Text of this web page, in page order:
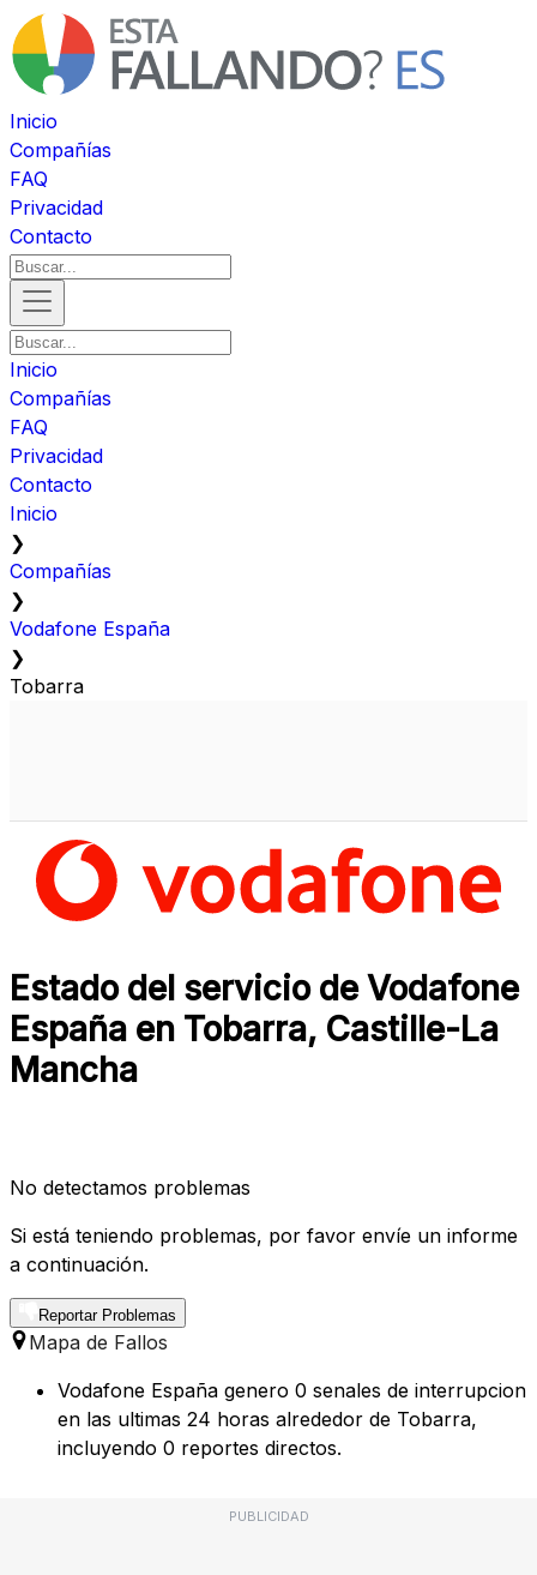
Inicio
Compañías
FAQ
Privacidad
Contacto
Inicio
Compañías
FAQ
Privacidad
Contacto
Inicio
❯
Compañías
❯
Vodafone España
❯
Tobarra
Estado del servicio de Vodafone
España en Tobarra, Castille-La
Mancha
No detectamos problemas
Si está teniendo problemas, por favor envíe un informe
a continuación.
Reportar Problemas
Mapa de Fallos
Vodafone España genero 0 senales de interrupcion
en las ultimas 24 horas alrededor de Tobarra,
incluyendo 0 reportes directos.
PUBLICIDAD